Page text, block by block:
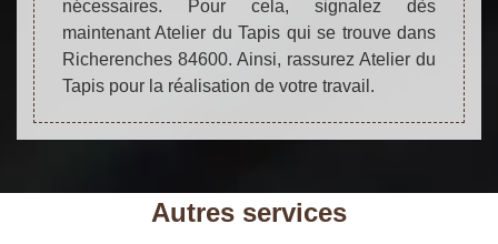
nécessaires. Pour cela, signalez dès
maintenant Atelier du Tapis qui se trouve dans
Richerenches 84600. Ainsi, rassurez Atelier du
Tapis pour la réalisation de votre travail.
Autres services